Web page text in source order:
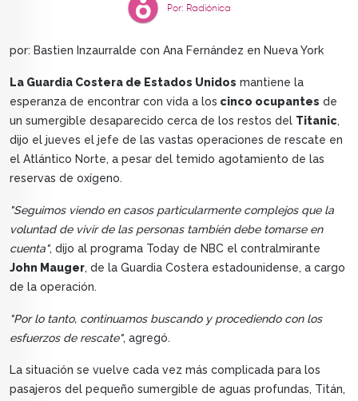
Por: Radiónica
por: Bastien Inzaurralde con Ana Fernández en Nueva York
La Guardia Costera de Estados Unidos mantiene la
esperanza de encontrar con vida a los cinco ocupantes de
un sumergible desaparecido cerca de los restos del Titanic,
dijo el jueves el jefe de las vastas operaciones de rescate en
el Atlántico Norte, a pesar del temido agotamiento de las
reservas de oxígeno.
"Seguimos viendo en casos particularmente complejos que la
voluntad de vivir de las personas también debe tomarse en
cuenta", dijo al programa Today de NBC el contralmirante
John Mauger, de la Guardia Costera estadounidense, a cargo
de la operación.
"Por lo tanto, continuamos buscando y procediendo con los
esfuerzos de rescate", agregó.
La situación se vuelve cada vez más complicada para los
pasajeros del pequeño sumergible de aguas profundas, Titán,